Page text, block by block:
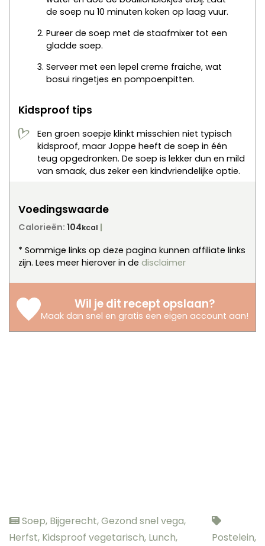
de soep nu 10 minuten koken op laag vuur.
Pureer de soep met de staafmixer tot een
gladde soep.
Serveer met een lepel creme fraiche, wat
bosui ringetjes en pompoenpitten.
Kidsproof tips
Een groen soepje klinkt misschien niet typisch
kidsproof, maar Joppe heeft de soep in één
teug opgedronken. De soep is lekker dun en mild
van smaak, dus zeker een kindvriendelijke optie.
Voedingswaarde
Calorieën: 104kcal
* Sommige links op deze pagina kunnen affiliate links
zijn. Lees meer hierover in de
disclaimer
Wil je dit recept opslaan?
Maak dan snel en gratis een eigen account aan!
Soep, Bijgerecht,Gezond snel vega,
Herfst, Kidsproof vegetarisch, Lunch,
Postelein,